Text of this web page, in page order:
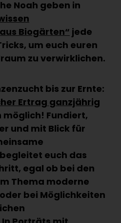
Noah geben in
Biogärten“ jede
um euch euren
zu verwirklichen.
bis zur Ernte:
Ertrag ganzjährig
möglich! Fundiert,
und mit Blick für
euch das
egal ob bei den
Thema moderne
bei Möglichkeiten